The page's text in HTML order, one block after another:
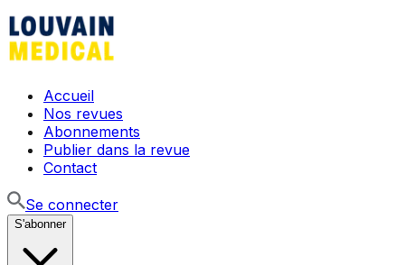
Accueil
Nos revues
Abonnements
Publier dans la revue
Contact
Se connecter
S'abonner